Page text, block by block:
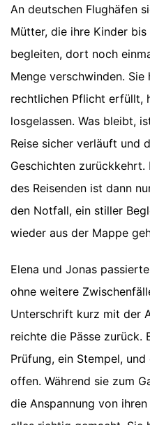
An deutschen Flughäfen
Mütter, die ihre Kinder
begleiten, dort noch
Menge verschwinden. Sie
rechtlichen Pflicht erfüllt,
losgelassen. Was bleibt,
Reise sicher verläuft und
Geschichten zurückkehrt.
des Reisenden ist dann
den Notfall, ein stiller
wieder aus der Mappe
Elena und Jonas
ohne weitere
Unterschrift kurz mit der
reichte die Pässe zurück.
Prüfung, ein Stempel,
offen. Während sie zum
die Anspannung von